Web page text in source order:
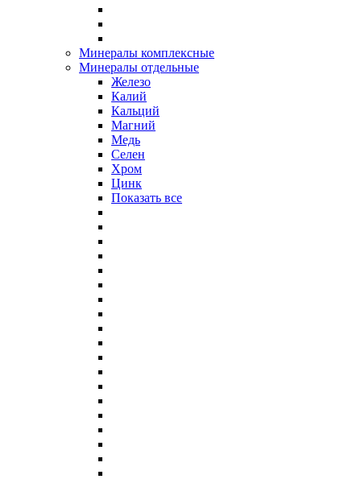
Минералы комплексные
Минералы отдельные
Железо
Калий
Кальций
Магний
Медь
Селен
Хром
Цинк
Показать все